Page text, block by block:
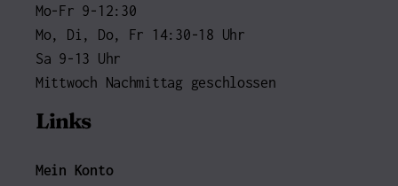
Mo-Fr 9-12:30
Mo, Di, Do, Fr 14:30-18 Uhr
Sa 9-13 Uhr
Mittwoch Nachmittag geschlossen
Links
Mein Konto